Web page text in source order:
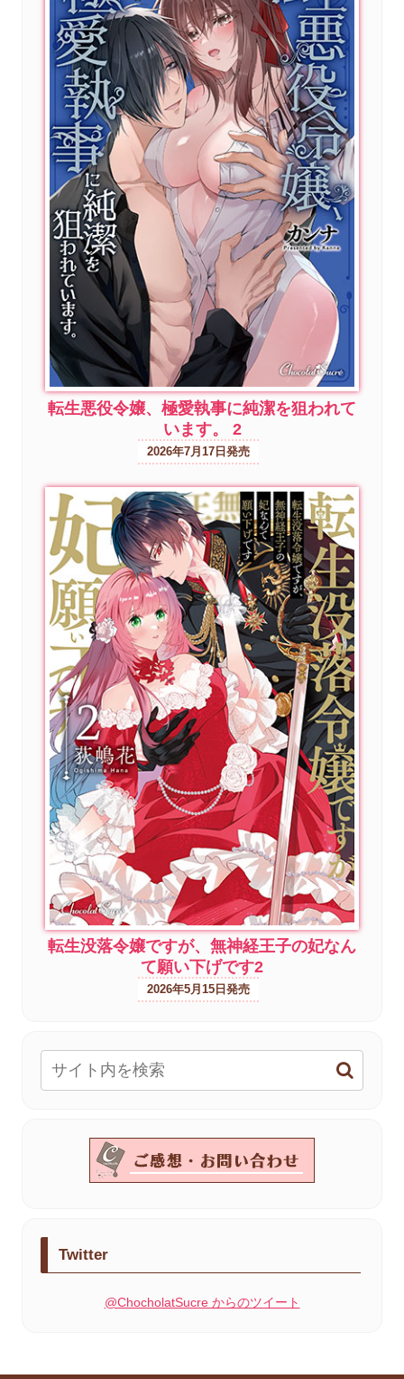
転生悪役令嬢、極愛執事に純潔を狙われて
います。 2
2026年7月17日
転生没落令嬢ですが、無神経王子の妃なん
て願い下げです2
2026年5月15日
Twitter
@ChocholatSucre からのツイート